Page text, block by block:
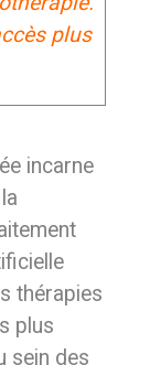
plus
incarne
thérapies
plus
sein des